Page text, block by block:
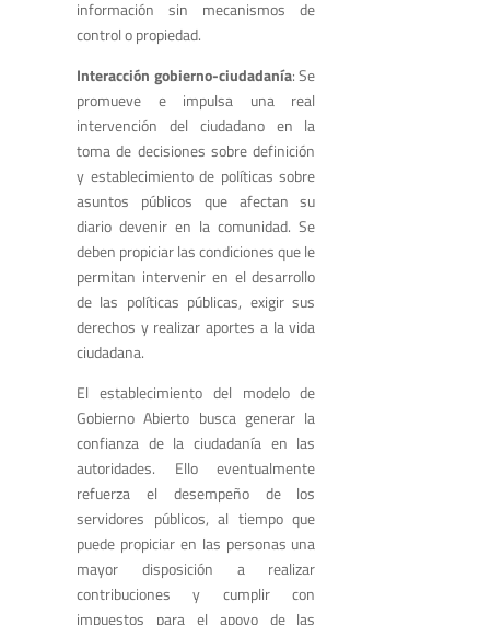
información sin mecanismos de
control o propiedad.
Interacción gobierno-ciudadanía: Se
promueve e impulsa una real
intervención del ciudadano en la
toma de decisiones sobre definición
y establecimiento de políticas sobre
asuntos públicos que afectan su
diario devenir en la comunidad. Se
deben propiciar las condiciones que le
permitan intervenir en el desarrollo
de las políticas públicas, exigir sus
derechos y realizar aportes a la vida
ciudadana.
El establecimiento del modelo de
Gobierno Abierto busca generar la
confianza de la ciudadanía en las
autoridades. Ello eventualmente
refuerza el desempeño de los
servidores públicos, al tiempo que
puede propiciar en las personas una
mayor disposición a realizar
contribuciones y cumplir con
impuestos para el apoyo de las